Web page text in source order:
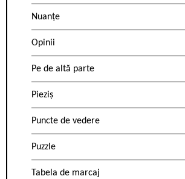
Nuanțe
Opinii
Pe de altă parte
Pieziș
Puncte de vedere
Puzzle
Tabela de marcaj